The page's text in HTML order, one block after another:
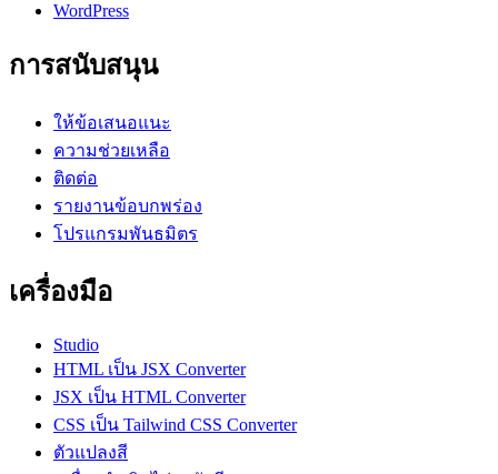
WordPress
การสนับสนุน
ให้ข้อเสนอแนะ
ความช่วยเหลือ
ติดต่อ
รายงานข้อบกพร่อง
โปรแกรมพันธมิตร
เครื่องมือ
Studio
HTML เป็น JSX Converter
JSX เป็น HTML Converter
CSS เป็น Tailwind CSS Converter
ตัวแปลงสี